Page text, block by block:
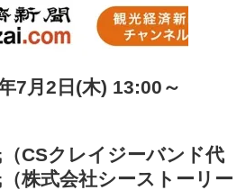
7月2日(木) 13:00～
CSクレイジーバンド代
株式会社シーストーリー